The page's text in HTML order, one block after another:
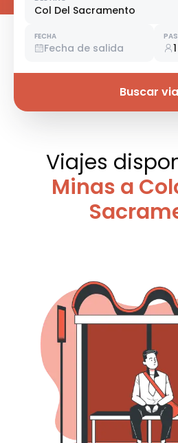
Col Del Sacramento
FECHA
Fecha de salida 1
Buscar
Viajes
Minas a